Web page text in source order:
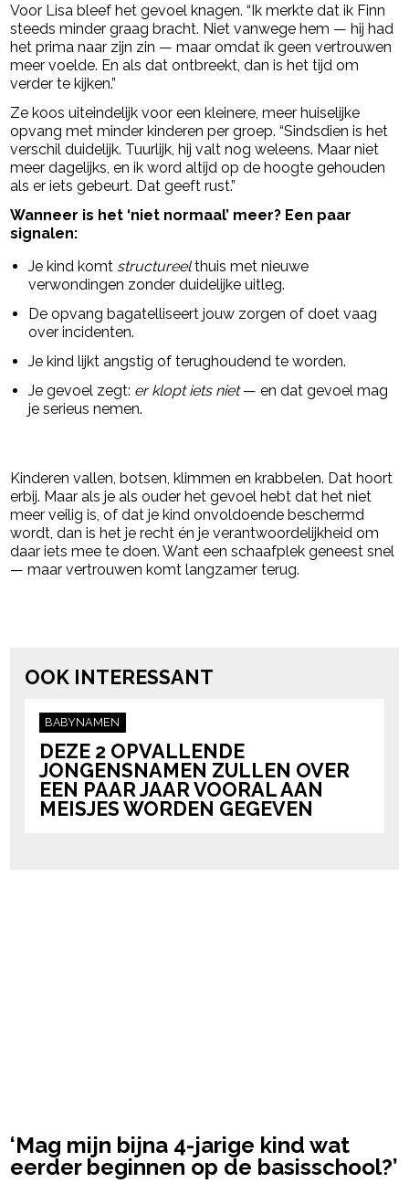
Voor Lisa bleef het gevoel knagen. “Ik merkte dat ik Finn
steeds minder graag bracht. Niet vanwege hem — hij had
het prima naar zijn zin — maar omdat ík geen vertrouwen
meer voelde. En als dat ontbreekt, dan is het tijd om
verder te kijken.”
Ze koos uiteindelijk voor een kleinere, meer huiselijke
opvang met minder kinderen per groep. “Sindsdien is het
verschil duidelijk. Tuurlijk, hij valt nog weleens. Maar niet
meer dagelijks, en ik word altijd op de hoogte gehouden
als er iets gebeurt. Dat geeft rust.”
Wanneer is het ‘niet normaal’ meer? Een paar
signalen:
Je kind komt structureelthuis met nieuwe
verwondingen zonder duidelijke uitleg.
De opvang bagatelliseert jouw zorgen of doet vaag
over incidenten.
Je kind lijkt angstig of terughoudend te worden.
Je gevoel zegt: er klopt iets niet— en dat gevoel mag
je serieus nemen.
Kinderen vallen, botsen, klimmen en krabbelen. Dat hoort
erbij. Maar als je als ouder het gevoel hebt dat het niet
meer veilig is, of dat je kind onvoldoende beschermd
wordt, dan is het je recht én je verantwoordelijkheid om
daar iets mee te doen. Want een schaafplek geneest snel
— maar vertrouwen komt langzamer terug.
OOK INTERESSANT
BABYNAMEN
DEZE 2 OPVALLENDE
JONGENSNAMEN ZULLEN OVER
EEN PAAR JAAR VOORAL AAN
MEISJES WORDEN GEGEVEN
‘Mag mijn bijna 4-jarige kind wat
eerder beginnen op de basisschool?’